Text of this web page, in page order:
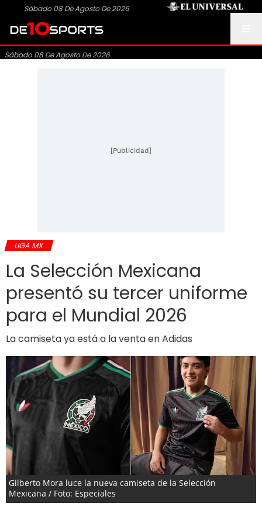
Sábado 08 De Agosto De 2026
Sábado 08 De Agosto De 2026
[Publicidad]
LIGA MX
La Selección Mexicana
presentó su tercer uniforme
para el Mundial 2026
La camiseta ya está a la venta en Adidas
Gilberto Mora luce la nueva camiseta de la Selección
Mexicana / Foto: Especiales